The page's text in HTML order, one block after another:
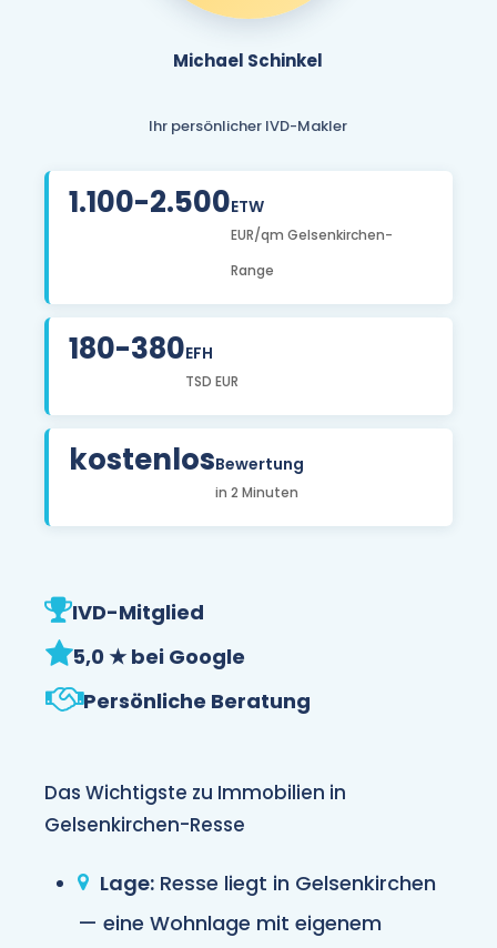
Michael Schinkel
Ihr persönlicher IVD-Makler
1.100-2.500ETW
EUR/qm Gelsenkirchen-
Range
180-380EFH
TSD EUR
kostenlosBewertung
in 2 Minuten
IVD-Mitglied
5,0 ★ bei Google
Persönliche Beratung
Das Wichtigste zu Immobilien in
Gelsenkirchen-Resse
Lage: Resse liegt in Gelsenkirchen
— eine Wohnlage mit eigenem